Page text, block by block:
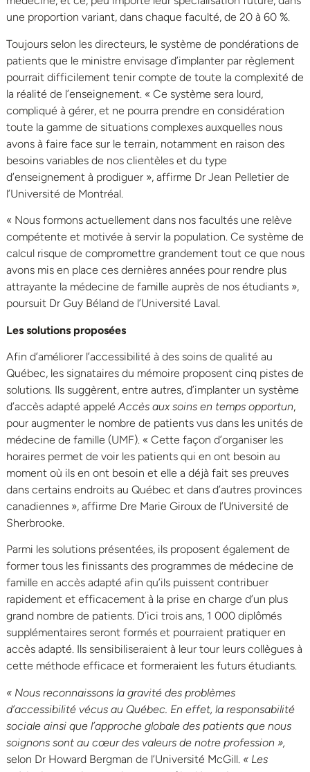
une proportion variant, dans chaque faculté, de 20 à 60 %.
Toujours selon les directeurs, le système de pondérations de
patients que le ministre envisage d’implanter par règlement
pourrait difficilement tenir compte de toute la complexité de
la réalité de l’enseignement. « Ce système sera lourd,
compliqué à gérer, et ne pourra prendre en considération
toute la gamme de situations complexes auxquelles nous
avons à faire face sur le terrain, notamment en raison des
besoins variables de nos clientèles et du type
d’enseignement à prodiguer », affirme Dr Jean Pelletier de
l’Université de Montréal.
« Nous formons actuellement dans nos facultés une relève
compétente et motivée à servir la population. Ce système de
calcul risque de compromettre grandement tout ce que nous
avons mis en place ces dernières années pour rendre plus
attrayante la médecine de famille auprès de nos étudiants »,
poursuit Dr Guy Béland de l’Université Laval.
Les solutions proposées
Afin d’améliorer l’accessibilité à des soins de qualité au
Québec, les signataires du mémoire proposent cinq pistes de
solutions. Ils suggèrent, entre autres, d’implanter un système
d’accès adapté appeléAccès aux soins en temps opportun,
pour augmenter le nombre de patients vus dans les unités de
médecine de famille (UMF). « Cette façon d’organiser les
horaires permet de voir les patients qui en ont besoin au
moment où ils en ont besoin et elle a déjà fait ses preuves
dans certains endroits au Québec et dans d’autres provinces
canadiennes », affirme Dre Marie Giroux de l’Université de
Sherbrooke.
Parmi les solutions présentées, ils proposent également de
former tous les finissants des programmes de médecine de
famille en accès adapté afin qu’ils puissent contribuer
rapidement et efficacement à la prise en charge d’un plus
grand nombre de patients. D’ici trois ans, 1 000 diplômés
supplémentaires seront formés et pourraient pratiquer en
accès adapté. Ils sensibiliseraient à leur tour leurs collègues à
cette méthode efficace et formeraient les futurs étudiants.
« Nous reconnaissons la gravité des problèmes
d’accessibilité vécus au Québec. En effet, la responsabilité
sociale ainsi que l’approche globale des patients que nous
soignons sont au cœur des valeurs de notre profession »,
selon Dr Howard Bergman de l’Université McGill. « Les